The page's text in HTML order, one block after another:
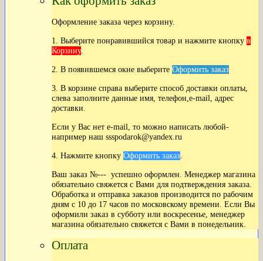
Оформление заказа через корзину.
1. Выберите понравившийся товар и нажмите кнопку в
Корзину.
2. В появившемся окне выберите Оформить заказ
3. В корзине справа выберите способ доставки оплаты,
слева заполните данные имя, телефон,e-mail, адрес
доставки.
Если у Вас нет e-mail, то можно написать любой-
например наш ssspodarok@yandex.ru
4. Нажмите кнопку Оформить заказ.
Ваш заказ №--- успешно оформлен. Менеджер магазина
обязательно свяжется с Вами для подтверждения заказа.
Обработка и отправка заказов производится по рабочим
дням с 10 до 17 часов по московскому времени. Если Вы
оформили заказ в субботу или воскресенье, менеджер
магазина обязательно свяжется с Вами в понедельник.
Оплата